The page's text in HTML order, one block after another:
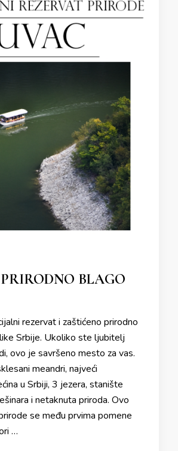
BLAGO
rezervat i zaštićeno prirodno
Srbije. Ukoliko ste ljubitelj
ovo je savršeno mesto za vas.
meandri, najveći
u Srbiji, 3 jezera, stanište
i netaknuta priroda. Ovo
se među prvima pomene
…